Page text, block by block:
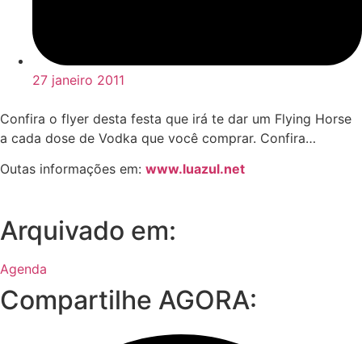
27 janeiro 2011
Confira o flyer desta festa que irá te dar um Flying Horse
a cada dose de Vodka que você comprar. Confira…
Outas informações em: www.luazul.net
Arquivado em:
Agenda
Compartilhe AGORA: